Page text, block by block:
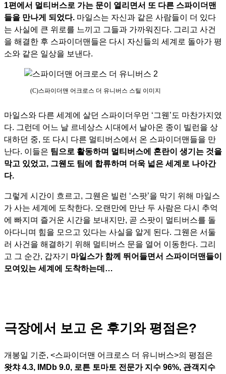
1편에서 멀티버스로 가는 문이 열리면서 또 다른 스파이더맨
들을 만나게 되었다. 마일스는 자신과 같은 사람들이 더 있다
는 사실에 큰 위로를 느끼고 그들과 가까워진다. 그리고 사건
을 해결한 후 스파이더맨들은 다시 자신들의 세계로 돌아가 평
소와 같은 일상을 보낸다.
(C)스파이더맨 어크로스 더 유니버스 스틸 이미지
마일스와 다른 세계에 살던 스파이더우먼 ‘그웬’도 마찬가지였
다. 그런데 어느 날 르네상스 시대에서 날아온 종이 빌런을 상
대하던 중, 또 다시 다른 멀티버스에서 온 스파이더맨들을 만
난다. 이들은 팀으로 활동하며 멀티버스에 혼란이 생기는 것을
막고 있었고, 그웬도 팀에 합류하며 더욱 넓은 세계로 나아간
다.
그렇게 시간이 흐르고, 그웬은 빌런 ‘스팟’을 막기 위해 마일스
가 사는 세계에 도착한다. 오랜만에 만난 두 사람은 다시 추억
에 빠지며 즐거운 시간을 보내지만, 곧 스팟이 멀티버스를 돌
아다니며 힘을 모으고 있다는 사실을 알게 된다. 그웬은 서둘
러 사건을 해결하기 위해 멀티버스 문을 열어 이동한다. 그리
고 그 순간, 갑자기 마일스가 함께 뛰어들면서 스파이더맨들이
모여있는 세계에 도착하는데…
극장에서 보고 온 후기와 평점은?
개봉일 기준, <스파이더맨 어크로스 더 유니버스>의 평점은
왓챠 4.3, IMDb 9.0, 로튼 토마토 전문가 지수 96%, 관객지수